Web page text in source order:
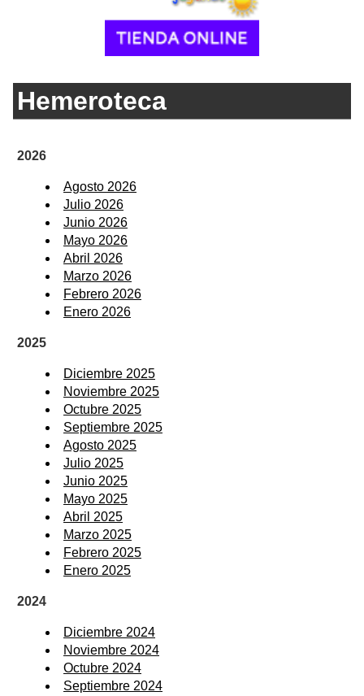
Hemeroteca
2026
Agosto 2026
Julio 2026
Junio 2026
Mayo 2026
Abril 2026
Marzo 2026
Febrero 2026
Enero 2026
2025
Diciembre 2025
Noviembre 2025
Octubre 2025
Septiembre 2025
Agosto 2025
Julio 2025
Junio 2025
Mayo 2025
Abril 2025
Marzo 2025
Febrero 2025
Enero 2025
2024
Diciembre 2024
Noviembre 2024
Octubre 2024
Septiembre 2024